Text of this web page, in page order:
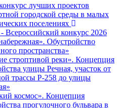
лучших проектов
городской среды в малых
поселениях
Всероссийский конкурс 2026
Обустройство
пространства»
строптивой реки». Концепция
улицы Речная, участок от
трассы Р-258 до улицы
космос». Концепция
прогулочного бульвара в